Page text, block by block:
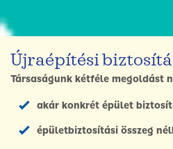
Újraépítési
Társaságunk kétféle megoldást
akár konkrét épület
épületbiztosítási összeg